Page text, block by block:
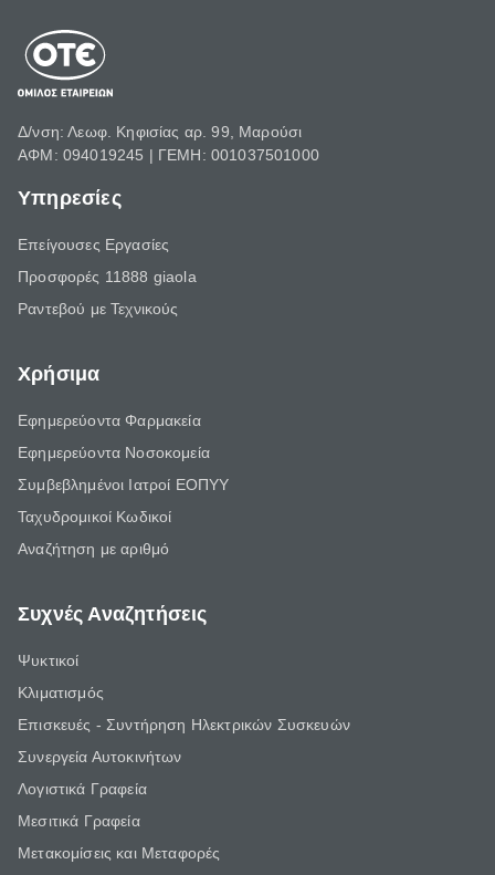
Δ/νση: Λεωφ. Κηφισίας αρ. 99, Μαρούσι
ΑΦΜ: 094019245 | ΓΕΜΗ: 001037501000
Υπηρεσίες
Επείγουσες Εργασίες
Προσφορές 11888 giaola
Ραντεβού με Τεχνικούς
Χρήσιμα
Εφημερεύοντα Φαρμακεία
Εφημερεύοντα Νοσοκομεία
Συμβεβλημένοι Ιατροί ΕΟΠΥΥ
Ταχυδρομικοί Κωδικοί
Αναζήτηση με αριθμό
Συχνές Αναζητήσεις
Ψυκτικοί
Κλιματισμός
Επισκευές - Συντήρηση Ηλεκτρικών Συσκευών
Συνεργεία Αυτοκινήτων
Λογιστικά Γραφεία
Μεσιτικά Γραφεία
Μετακομίσεις και Μεταφορές